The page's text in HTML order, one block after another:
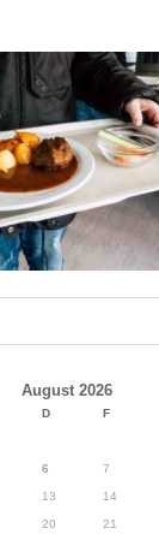
August 2026
D F
6 7
13 14
20 21